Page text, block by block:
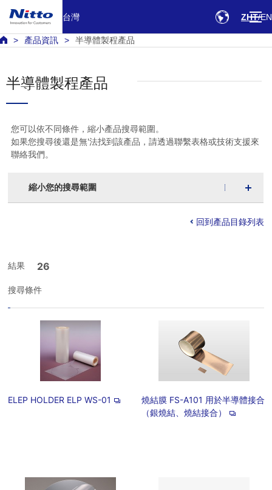
台灣 ZHT EN
產品資訊 半導體製程產品
半導體製程產品
您可以依不同條件，縮小產品搜尋範圍。
如果您搜尋後還是無'法找到該產品，請透過聯繫表格或技術支援來
聯絡我們。
縮小您的搜尋範圍
回到產品目錄列表
結果 26
搜尋條件
ELEP HOLDER ELP WS-01
燒結膜 FS-A101 用於半導體接合
（銀燒結、燒結接合）